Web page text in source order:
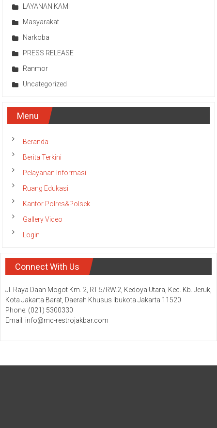
LAYANAN KAMI
Masyarakat
Narkoba
PRESS RELEASE
Ranmor
Uncategorized
Menu
Beranda
Berita Terkini
Pelayanan Informasi
Ruang Edukasi
Kantor Polres&Polsek
Gallery Video
Login
Connect With Us
Jl. Raya Daan Mogot Km. 2, RT.5/RW.2, Kedoya Utara, Kec. Kb. Jeruk,
Kota Jakarta Barat, Daerah Khusus Ibukota Jakarta 11520
Phone: (021) 5300330
Email: info@mc-restrojakbar.com